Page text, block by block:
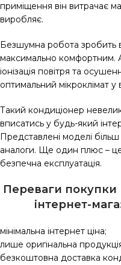
приміщення він витрачає
виробляє.
Безшумна робота зробить
максимально комфортним.
іонізація повітря та
оптимальний мікроклімат
Такий кондиціонер
вписатись у будь-який
Представлені моделі більш
аналоги. Ще один плюс –
безпечна експлуатація.
Переваги
інтернет-
мінімальна інтернет ціна;
лише оригінальна
безкоштовна доставка